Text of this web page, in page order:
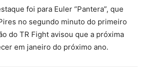
foi para Euler “Pantera”, que
no segundo minuto do primeiro
do TR Fight avisou que a próxima
em janeiro do próximo ano.